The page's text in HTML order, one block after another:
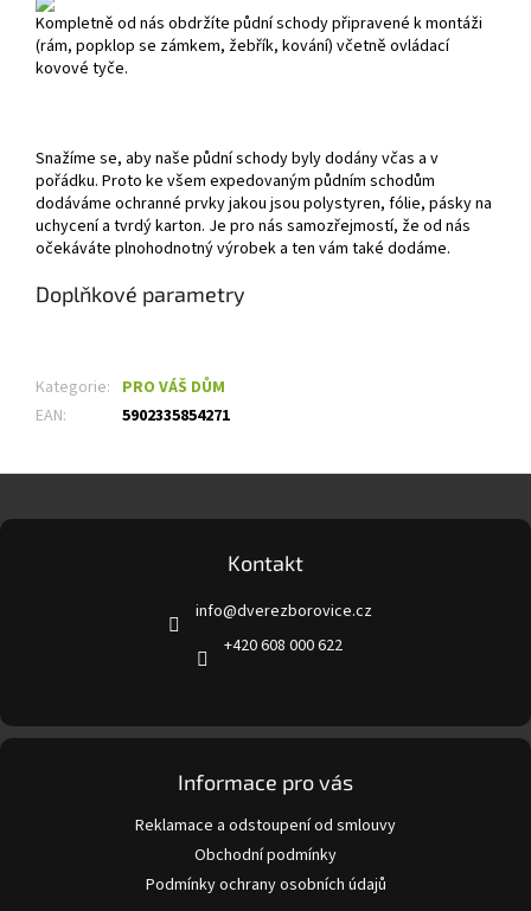
Kompletně od nás obdržíte půdní schody připravené k montáži
(rám, popklop se zámkem, žebřík, kování) včetně ovládací
kovové tyče.
Snažíme se, aby naše půdní schody byly dodány včas a v
pořádku. Proto ke všem expedovaným půdním schodům
dodáváme ochranné prvky jakou jsou polystyren, fólie, pásky na
uchycení a tvrdý karton. Je pro nás samozřejmostí, že od nás
očekáváte plnohodnotný výrobek a ten vám také dodáme.
Doplňkové parametry
Kategorie: PRO VÁŠ DŮM
EAN: 5902335854271
p
Kontakt
info@dverezborovice.cz
+420 608 000 622
Informace pro vás
Reklamace a odstoupení od smlouvy
Obchodní podmínky
Podmínky ochrany osobních údajů